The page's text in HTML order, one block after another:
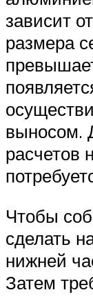
зависит
размера
выносом.
расчетов
Чтобы
сделать
нижней
Затем